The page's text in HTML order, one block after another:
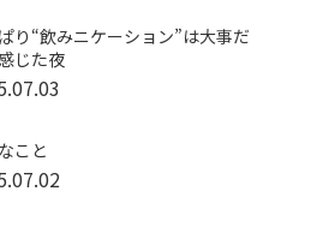
り“飲みニケーション”は大事だ
じた夜
こと